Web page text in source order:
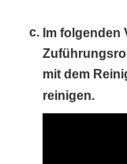
Im folgenden
mit dem
reinigen.